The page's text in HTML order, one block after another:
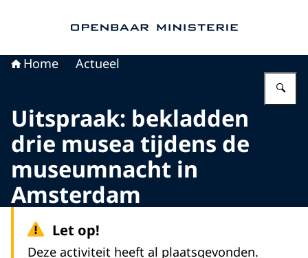
Home Actueel
Uitspraak: bekladden
drie musea tijdens de
museumnacht in
Amsterdam
Let op!
Deze activiteit heeft al plaatsgevonden.